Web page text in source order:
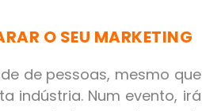
O SEU MARKETING
de pessoas, mesmo que
indústria. Num evento, irá